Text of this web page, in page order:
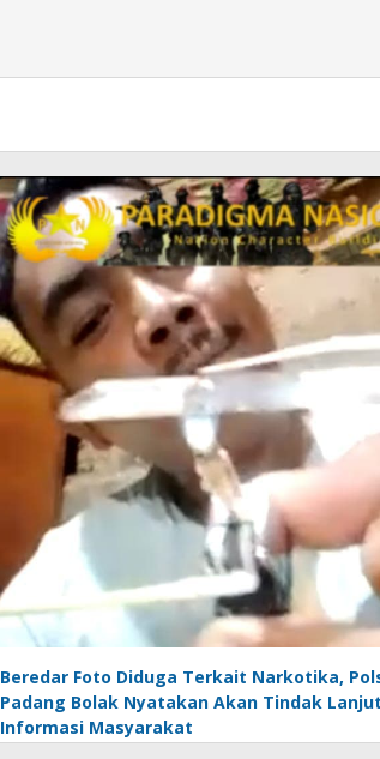
Beredar Foto Diduga Terkait Narkotika,
Padang Bolak Nyatakan Akan Tindak
Informasi Masyarakat